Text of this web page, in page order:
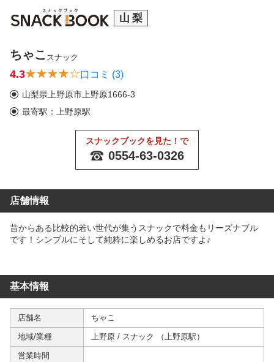
山梨
ちゃこ スナック
4.3 口コミ (3)
山梨県上野原市上野原1666-3
最寄駅：上野原駅
スナックブックを見た！で
0554-63-0326
店舗情報
昔からある比較的若い世代が集うスナックで料金もリーズナブル
です！シンプルにそして純粋に楽しめるお店ですよ♪
基本情報
店舗名 ちゃこ
地域/業種 上野原 / スナック （上野原駅 ）
営業時間